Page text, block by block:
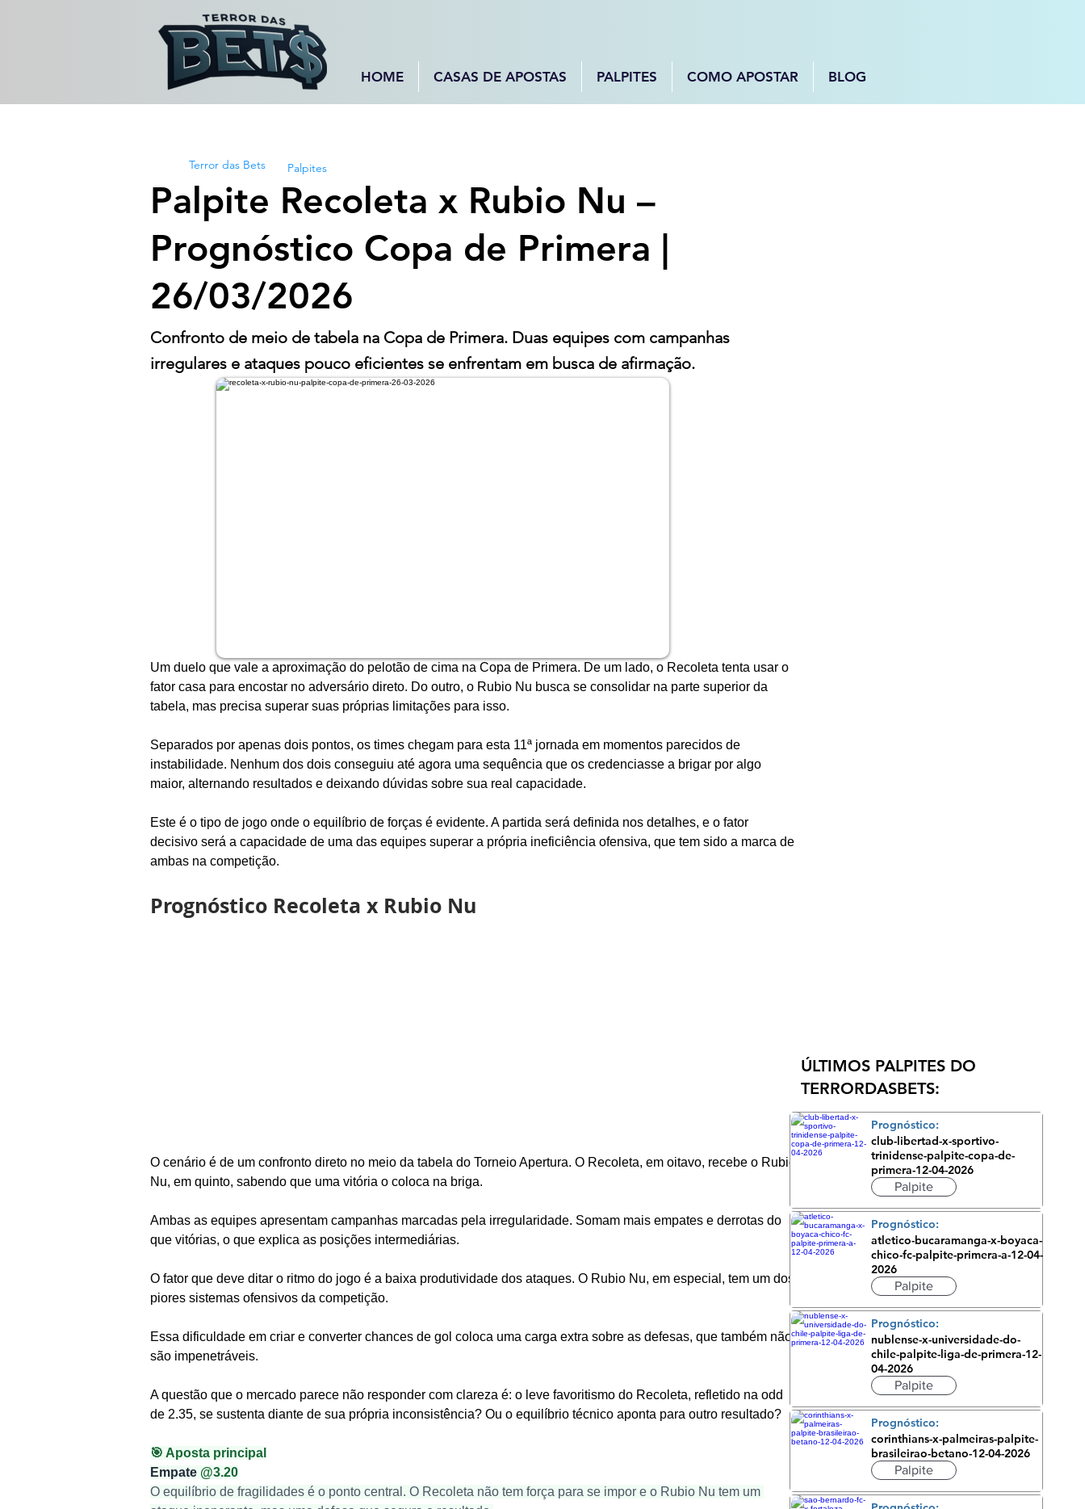
HOME CASAS DE APOSTAS PALPITES COMO APOSTAR BLOG
Terror das Bets Palpites
Palpite Recoleta x Rubio Nu –
Prognóstico Copa de Primera |
26/03/2026
Confronto de meio de tabela na Copa de Primera. Duas equipes com campanhas
irregulares e ataques pouco eficientes se enfrentam em busca de afirmação.
Um duelo que vale a aproximação do pelotão de cima na Copa de Primera. De um lado, o Recoleta tenta usar o
fator casa para encostar no adversário direto. Do outro, o Rubio Nu busca se consolidar na parte superior da
tabela, mas precisa superar suas próprias limitações para isso.
Separados por apenas dois pontos, os times chegam para esta 11ª jornada em momentos parecidos de
instabilidade. Nenhum dos dois conseguiu até agora uma sequência que os credenciasse a brigar por algo
maior, alternando resultados e deixando dúvidas sobre sua real capacidade.
Este é o tipo de jogo onde o equilíbrio de forças é evidente. A partida será definida nos detalhes, e o fator
decisivo será a capacidade de uma das equipes superar a própria ineficiência ofensiva, que tem sido a marca de
ambas na competição.
Prognóstico Recoleta x Rubio Nu
O cenário é de um confronto direto no meio da tabela do Torneio Apertura. O Recoleta, em oitavo, recebe o Rubio
Nu, em quinto, sabendo que uma vitória o coloca na briga.
Ambas as equipes apresentam campanhas marcadas pela irregularidade. Somam mais empates e derrotas do
que vitórias, o que explica as posições intermediárias.
O fator que deve ditar o ritmo do jogo é a baixa produtividade dos ataques. O Rubio Nu, em especial, tem um dos
piores sistemas ofensivos da competição.
Essa dificuldade em criar e converter chances de gol coloca uma carga extra sobre as defesas, que também não
são impenetráveis.
A questão que o mercado parece não responder com clareza é: o leve favoritismo do Recoleta, refletido na odd
de 2.35, se sustenta diante de sua própria inconsistência? Ou o equilíbrio técnico aponta para outro resultado?
🎯 Aposta principal
Empate @3.20
O equilíbrio de fragilidades é o ponto central. O Recoleta não tem força para se impor e o Rubio Nu tem um
ÚLTIMOS PALPITES DO
TERRORDASBETS:
Prognóstico:
club-libertad-x-sportivo-
trinidense-palpite-copa-de-
primera-12-04-2026
Palpite
Prognóstico:
atletico-bucaramanga-x-boyaca-
chico-fc-palpite-primera-a-12-04-
2026
Palpite
Prognóstico:
nublense-x-universidade-do-
chile-palpite-liga-de-primera-12-
04-2026
Palpite
Prognóstico:
corinthians-x-palmeiras-palpite-
brasileirao-betano-12-04-2026
Palpite